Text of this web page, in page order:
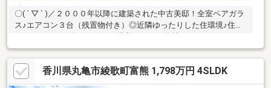
〇( ´ ▽ ` )／２０００年以降に建築された中古美邸！全室ペアガラ
ス♪エアコン３台（残置物付き）◎近隣ゆったりした住環境♪住宅
／ファミリー向けのポイント、綾川町立陶小学校が徒歩20分のと
ころにあります。坂はなかなか上るのが大変ですが平坦地なら楽
ですよね。車の往来が少ない通学路なので、お子様の登下校時も
安心です。システムキッチン付きの物件です。駅まで歩いて13分
香川県丸亀市綾歌町富熊 1,798万円 4SLDK